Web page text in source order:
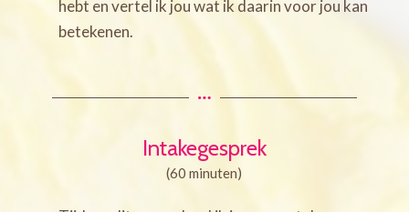
hebt en vertel ik jou wat ik daarin voor jou kan
betekenen.
Intakegesprek
(60 minuten)